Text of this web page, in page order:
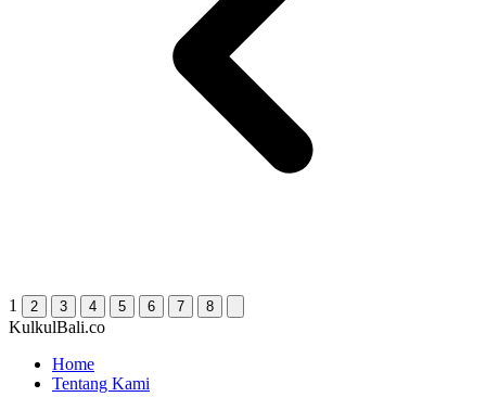
1 2 3 4 5 6 7 8
KulkulBali.co
Home
Tentang Kami